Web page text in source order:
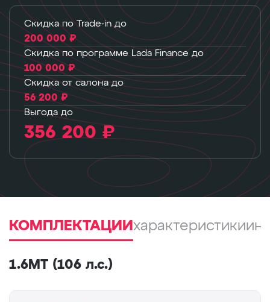
Скидка по Trade-in до
200 000 ₽
Скидка по программе Lada Finance до
100 000 ₽
Скидка от салона до
56 200 ₽
Выгода до
356 200 ₽
КОМПЛЕКТАЦИИ характеристики
1.6МТ (106 л.с.)